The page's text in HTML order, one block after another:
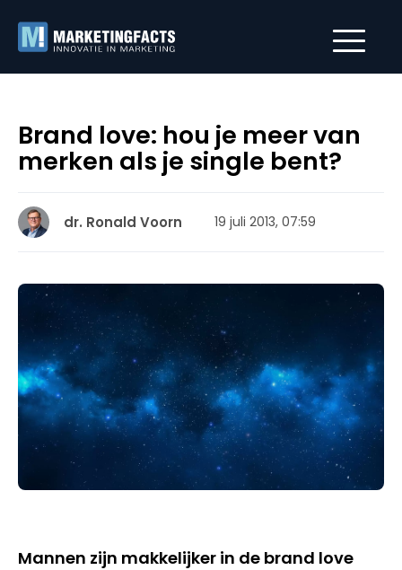
Brand love: hou je meer van
merken als je single bent?
dr. Ronald Voorn 19 juli 2013, 07:59
Mannen zijn makkelijker in de brand love